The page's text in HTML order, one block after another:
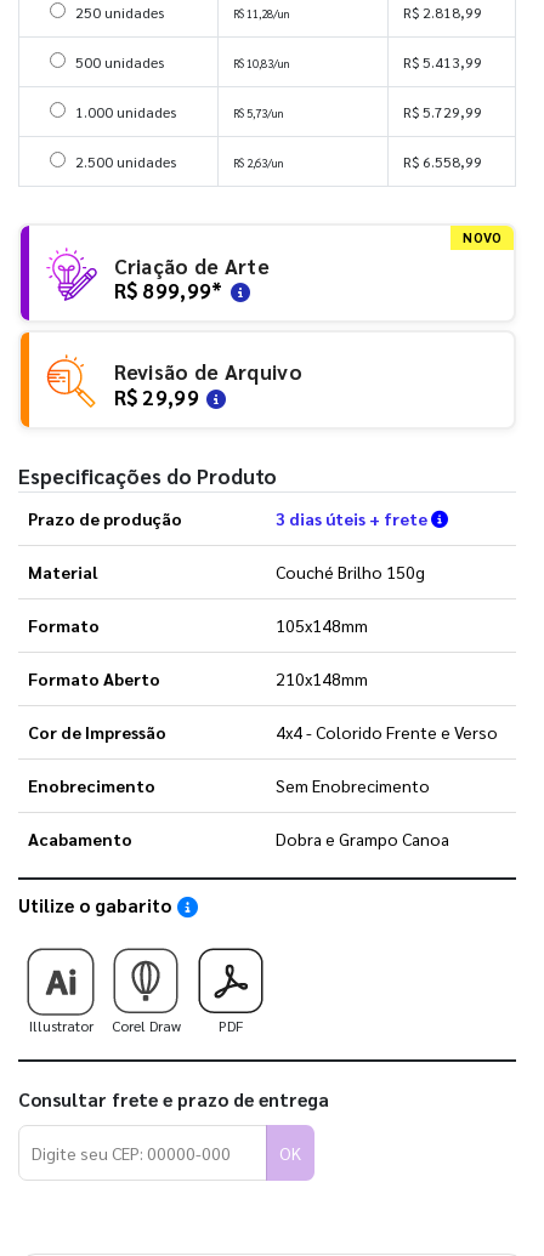
Selecionar 250 unidades
250 unidades R$ 11,28/un R$ 2.818,99
Selecionar 500 unidades
500 unidades R$ 10,83/un R$ 5.413,99
Selecionar 1000 unidades
1.000 unidades R$ 5,73/un R$ 5.729,99
Selecionar 2500 unidades
2.500 unidades R$ 2,63/un R$ 6.558,99
NOVO
Criação de Arte
R$ 899,99*
Revisão de Arquivo
R$ 29,99
Especificações do Produto
Prazo de produção 3 dias úteis + frete Verifique
Material Couché Brilho 150g
Formato 105x148mm
Formato Aberto 210x148mm
Cor de Impressão 4x4 - Colorido Frente e Verso
Enobrecimento Sem Enobrecimento
Acabamento Dobra e Grampo Canoa
Utilize o gabarito Saiba como utilizar os nossos gabaritos
Illustrator Corel Draw PDF
Consultar frete e prazo de entrega
OK